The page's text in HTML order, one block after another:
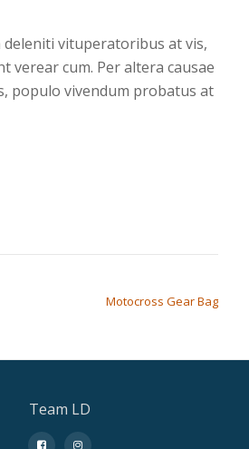
deleniti vituperatoribus at vis,
cum. Per altera causae
populo vivendum probatus at
Motocross Gear Bag
Team LD
fa- fa-